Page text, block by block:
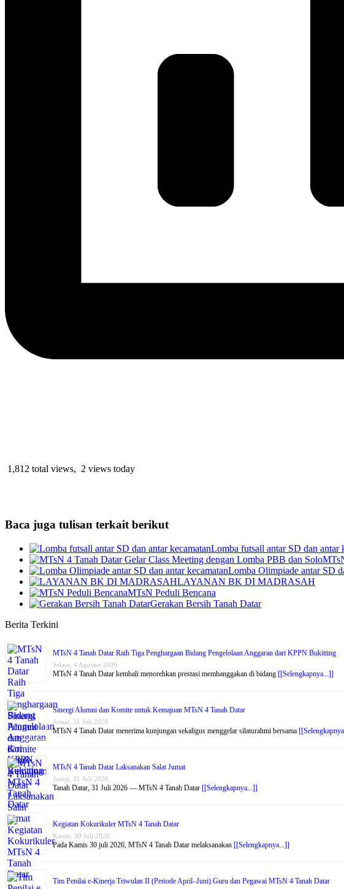
1,812 total views, 2 views today
Baca juga tulisan terkait berikut
Lomba futsall antar SD dan antar
Lomba Olimpiade antar SD
LAYANAN BK DI MADRASAH
MTsN Peduli Bencana
Gerakan Bersih Tanah Datar
Berita Terkini
MTsN 4 Tanah Datar Raih Tiga Penghargaan Bidang Pengelolaan Anggaran dari KPPN Bukitting
Selasa, 4 Agustus 2026
MTsN 4 Tanah Datar kembali menorehkan prestasi membanggakan di bidang [[Selengkapnya...]]
Sinergi Alumni dan Komite untuk Kemajuan MTsN 4 Tanah Datar
Jumat, 31 Juli 2026
MTsN 4 Tanah Datar menerima kunjungan sekaligus menggelar silaturahmi bersama
MTsN 4 Tanah Datar Laksanakan Salat Jumat
Jumat, 31 Juli 2026
Tanah Datar, 31 Juli 2026 — MTsN 4 Tanah Datar [[Selengkapnya...]]
Kegiatan Kokurikuler MTsN 4 Tanah Datar
Kamis, 30 Juli 2026
Pada Kamis 30 juli 2026, MTsN 4 Tanah Datar melaksanakan [[Selengkapnya...]]
Tim Penilai e-Kinerja Triwulan II (Periode April–Juni) Guru dan Pegawai MTsN 4 Tanah Datar